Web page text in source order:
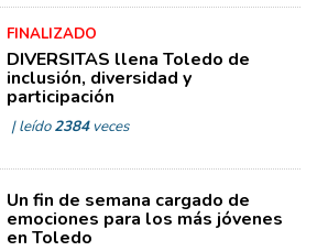
FINALIZADO
DIVERSITAS llena Toledo de
inclusión, diversidad y
participación
| leído2384veces
Un fin de semana cargado de
emociones para los más jóvenes
en Toledo